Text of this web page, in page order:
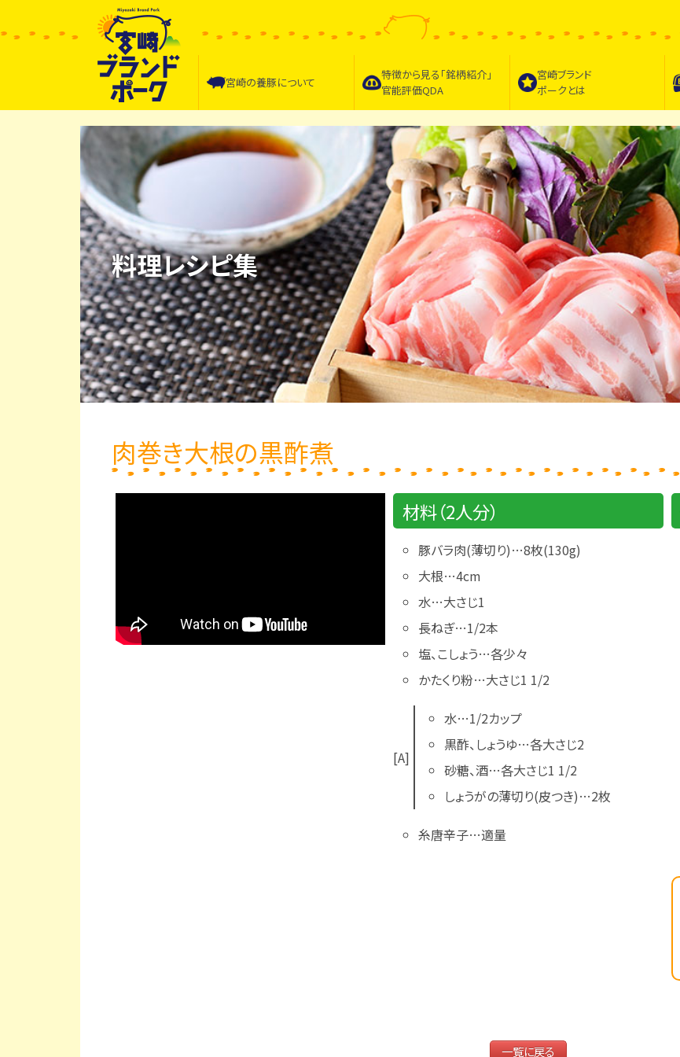
宮崎の養豚について
特徴から見る｢銘柄紹介｣
官能評価QDA
宮崎ブランド
ポークとは
料理レシピ集
肉巻き大根の黒酢煮
材料（2人分）
豚バラ肉(薄切り)…8枚(130g)
大根…4cm
水…大さじ1
長ねぎ…1/2本
塩、こしょう…各少々
かたくり粉…大さじ1 1/2
[A]
水…1/2カップ
黒酢、しょうゆ…各大さじ2
砂糖、酒…各大さじ1 1/2
しょうがの薄切り(皮つき)…2枚
糸唐辛子…適量
一覧に戻る